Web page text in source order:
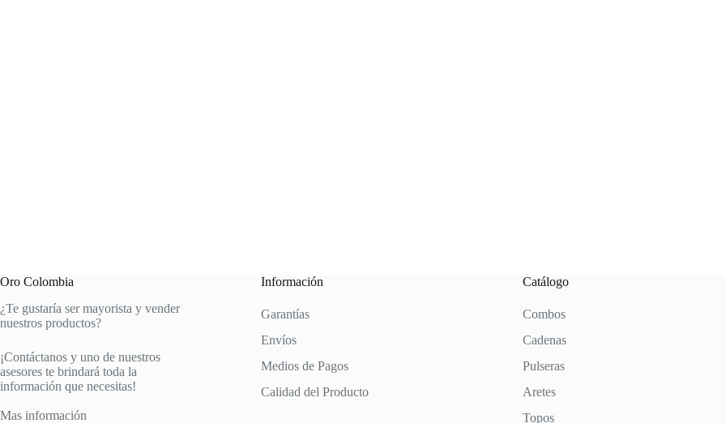
Oro Colombia
¿Te gustaría ser mayorista y vender
nuestros productos?
¡Contáctanos y uno de nuestros
asesores te brindará toda la
información que necesitas!
Mas información
Información
Garantías
Envíos
Medios de Pagos
Calidad del Producto
Catálogo
Combos
Cadenas
Pulseras
Aretes
Topos